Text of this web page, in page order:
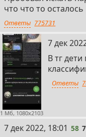
что что то осталось
Ответы 775731
1 Мб, 1080x2103
57
7 дек
В тг
Ответы
58
7 дек 2022, 18:01 58